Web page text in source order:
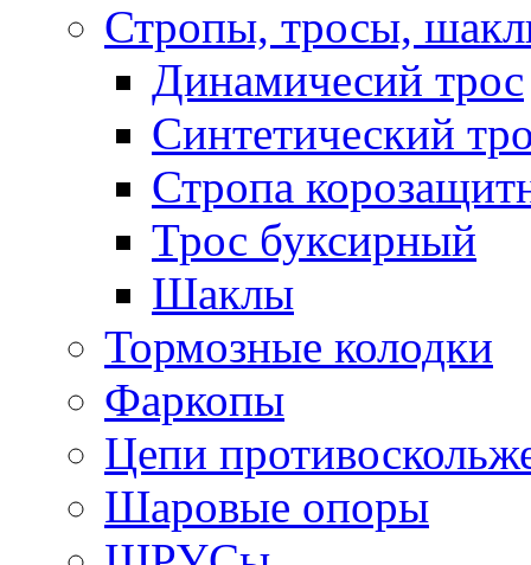
Стропы, тросы,
Динамичесий трос
Синтетический
Стропа
Трос буксирный
Шаклы
Тормозные колодки
Фаркопы
Цепи
Шаровые опоры